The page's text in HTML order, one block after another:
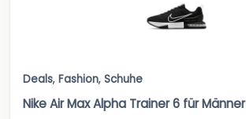
Deals, Fashion, Schuhe
Nike Air Max Alpha Trainer 6 für Männer